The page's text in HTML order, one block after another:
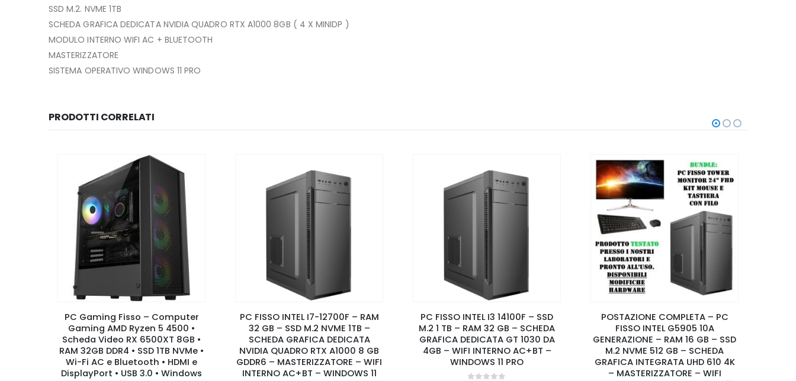
SSD M.2. NVME 1TB
SCHEDA GRAFICA DEDICATA NVIDIA QUADRO RTX A1000 8GB ( 4 X MINIDP )
MODULO INTERNO WIFI AC + BLUETOOTH
MASTERIZZATORE
SISTEMA OPERATIVO WINDOWS 11 PRO
PRODOTTI CORRELATI
PC Gaming Fisso – Computer
Gaming AMD Ryzen 5 4500 •
Scheda Video RX 6500XT 8GB •
RAM 32GB DDR4 • SSD 1TB NVMe •
Wi-Fi AC e Bluetooth • HDMI e
DisplayPort • USB 3.0 • Windows
PC FISSO INTEL I7-12700F – RAM
32 GB – SSD M.2 NVME 1TB –
SCHEDA GRAFICA DEDICATA
NVIDIA QUADRO RTX A1000 8 GB
GDDR6 – MASTERIZZATORE – WIFI
INTERNO AC+BT – WINDOWS 11
PC FISSO INTEL I3 14100F – SSD
M.2 1 TB – RAM 32 GB – SCHEDA
GRAFICA DEDICATA GT 1030 DA
4GB – WIFI INTERNO AC+BT –
WINDOWS 11 PRO
POSTAZIONE COMPLETA – PC
FISSO INTEL G5905 10A
GENERAZIONE – RAM 16 GB – SSD
M.2 NVME 512 GB – SCHEDA
GRAFICA INTEGRATA UHD 610 4K
– MASTERIZZATORE – WIFI